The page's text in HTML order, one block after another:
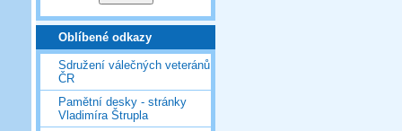
Oblíbené odkazy
Sdružení válečných veteránů
ČR
Pamětní desky - stránky
Vladimíra Štrupla